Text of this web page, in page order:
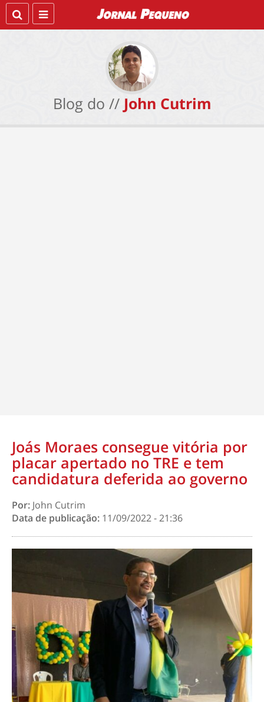
Blog do // John Cutrim
Joás Moraes consegue vitória por
placar apertado no TRE e tem
candidatura deferida ao governo
Por: John Cutrim
Data de publicação: 11/09/2022 - 21:36